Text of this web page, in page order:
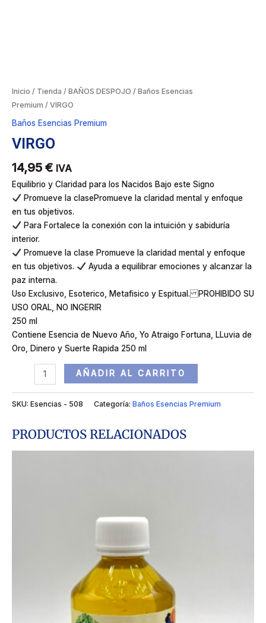
Inicio / Tienda / BAÑOS DESPOJO / Baños Esencias
Premium / VIRGO
Baños Esencias Premium
VIRGO
14,95 € IVA
Equilibrio y Claridad para los Nacidos Bajo este Signo
Promueve la clasePromueve la claridad mental y enfoque
en tus objetivos.
Para Fortalece la conexión con la intuición y sabiduría
interior.
Promueve la clase Promueve la claridad mental y enfoque
en tus objetivos.
Ayuda a equilibrar emociones y alcanzar la
paz interna.
Uso Exclusivo, Esoterico, Metafisico y Espitual. PROHIBIDO SU
USO ORAL, NO INGERIR
250 ml
Contiene Esencia de Nuevo Año, Yo Atraigo Fortuna, LLuvia de
Oro, Dinero y Suerte Rapida 250 ml
AÑADIR AL CARRITO
SKU: Esencias - 508 Categoría: Baños Esencias Premium
PRODUCTOS RELACIONADOS